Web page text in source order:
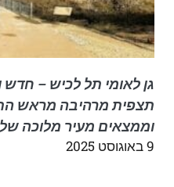
גן לאומי תל לכיש – חדש
תצפית מרהיבה מראש
וממצאים מעיר מלוכה
9 באוגוסט 2025